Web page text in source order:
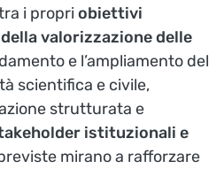
i propri obiettivi
valorizzazione delle
e l’ampliamento del
scientifica e civile,
strutturata e
istituzionali e
mirano a rafforzare